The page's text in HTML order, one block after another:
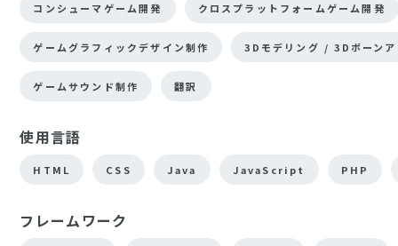
コンシューマゲーム開発 クロスプラットフォームゲーム開発
ゲームグラフィックデザイン制作 3Dモデリング / 3Dボーン
ゲームサウンド制作 翻訳
使用言語
HTML CSS Java JavaScript PHP
フレームワーク